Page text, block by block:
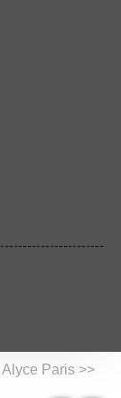
Alyce Paris >>